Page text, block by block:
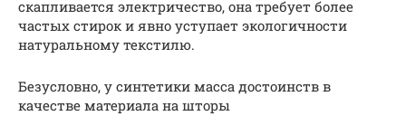
скапливается электричество, она требует более
частых стирок и явно уступает экологичности
натуральному текстилю.
Безусловно, у синтетики масса достоинств в
качестве материала на шторы